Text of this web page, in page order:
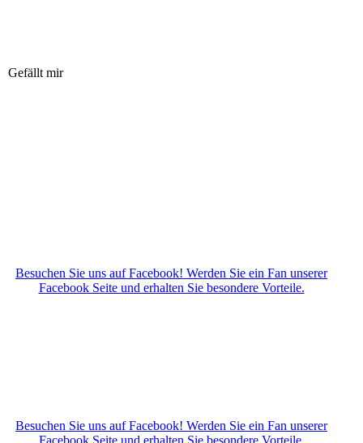
Gefällt mir
Besuchen Sie uns auf Facebook! Werden Sie ein Fan unserer
Facebook Seite und erhalten Sie besondere Vorteile.
Besuchen Sie uns auf Facebook! Werden Sie ein Fan unserer
Facebook Seite und erhalten Sie besondere Vorteile.